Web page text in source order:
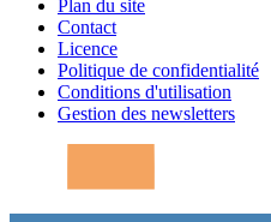
Plan du site
Contact
Licence
Politique de confidentialité
Conditions d'utilisation
Gestion des newsletters